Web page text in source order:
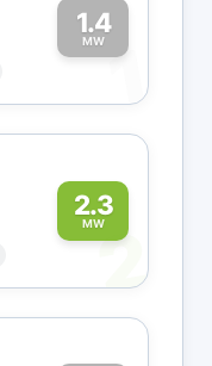
1.4
MW1
2.3
MW2